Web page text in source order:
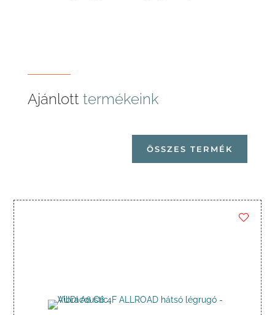
Ajánlott termékeink
ÖSSZES TERMÉK